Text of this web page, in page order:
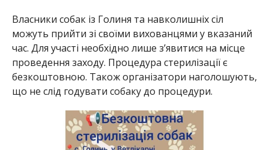
Власники собак із Голиня та навколишніх сіл
можуть прийти зі своїми вихованцями у вказаний
час. Для участі необхідно лише з’явитися на місце
проведення заходу. Процедура стерилізації є
безкоштовною. Також організатори наголошують,
що не слід годувати собаку до процедури.